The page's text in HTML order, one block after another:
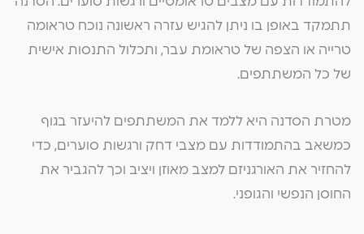
תתמקד באופן בו ניתן להגיש עזרה ראשונה נוכח טראומה
טרייה או הצפה של טראומת עבר, ותכלול התנסות אישית
של כל המשתתפים.
מטרת הסדנה היא ללמד את המשתתפים להיעזר בגוף
כמשאב בהתמודדות עם מצבי דחק ורגשות סוערים, כדי
להחזיר את האורגניזם למצב מאוזן ויציב וכך להגביר את
החוסן הנפשי והגופני.